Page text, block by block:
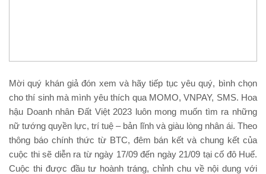
Mời quý khán giả đón xem và hãy tiếp tục yêu quý, bình chọn
cho thí sinh mà mình yêu thích qua MOMO, VNPAY, SMS. Hoa
hậu Doanh nhân Đất Việt 2023 luôn mong muốn tìm ra những
nữ tướng quyền lực, trí tuệ – bản lĩnh và giàu lòng nhân ái. Theo
thông báo chính thức từ BTC, đêm bán kết và chung kết của
cuộc thi sẽ diễn ra từ ngày 17/09 đến ngày 21/09 tại cố đô Huế.
Cuộc thi được đầu tư hoành tráng, chỉnh chu về nội dung với